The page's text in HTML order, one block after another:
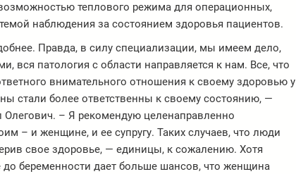
теплового режима для операционных,
наблюдения за состоянием здоровья пациентов.
Правда, в силу специализации, мы имеем дело,
вся патология с области направляется к нам. Все, что
внимательного отношения к своему здоровью у
стали более ответственны к своему состоянию, —
– Я рекомендую целенаправленно
– и женщине, и ее супругу. Таких случаев, что люди
свое здоровье, — единицы, к сожалению. Хотя
беременности дает больше шансов, что женщина